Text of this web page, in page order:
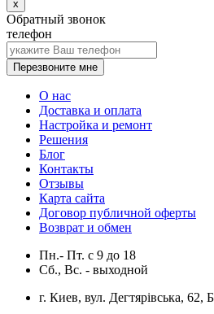
x
Обратный звонок
телефон
Перезвоните мне
О нас
Доставка и оплата
Настройка и ремонт
Решения
Блог
Контакты
Отзывы
Карта сайта
Договор публичной оферты
Возврат и обмен
Пн.- Пт. с 9 до 18
Сб., Вс. - выходной
г. Киев, вул. Дегтярівська,